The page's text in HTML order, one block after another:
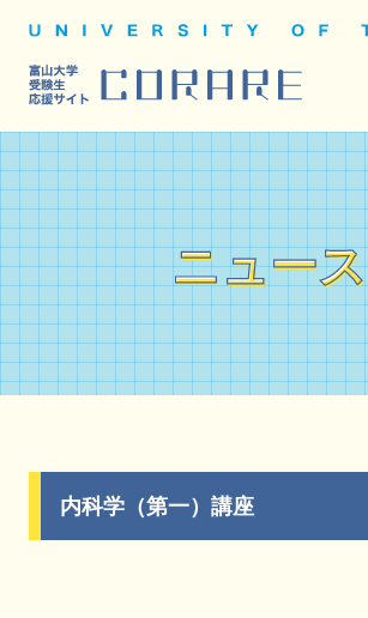
ニュース
ニュース
内科学（第一）講座